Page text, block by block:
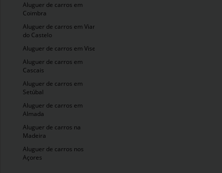
Aluguer de carros em
Coimbra
Aluguer de carros em Viana
do Castelo
Aluguer de carros em Viseu
Aluguer de carros em
Cascais
Aluguer de carros em
Setúbal
Aluguer de carros em
Almada
Aluguer de carros na
Madeira
Aluguer de carros nos
Açores